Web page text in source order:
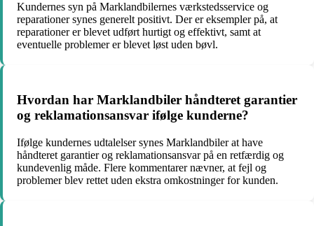
Kundernes syn på Marklandbilernes værkstedsservice og
reparationer synes generelt positivt. Der er eksempler på, at
reparationer er blevet udført hurtigt og effektivt, samt at
eventuelle problemer er blevet løst uden bøvl.
Hvordan har Marklandbiler håndteret garantier
og reklamationsansvar ifølge kunderne?
Ifølge kundernes udtalelser synes Marklandbiler at have
håndteret garantier og reklamationsansvar på en retfærdig og
kundevenlig måde. Flere kommentarer nævner, at fejl og
problemer blev rettet uden ekstra omkostninger for kunden.